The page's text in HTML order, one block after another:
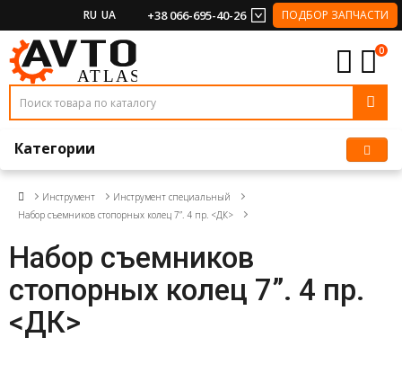
RU UA +38 066-695-40-26 ПОДБОР ЗАПЧАСТИ
0
Категории
Инструмент
Инструмент специальный
Набор съемников стопорных колец 7”. 4 пр. <ДК>
Набор съемников
стопорных колец 7”. 4 пр.
<ДК>